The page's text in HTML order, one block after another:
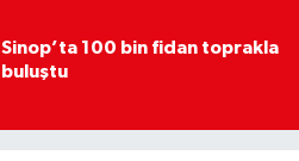
Sinop’ta 100 bin fidan toprakla
buluştu